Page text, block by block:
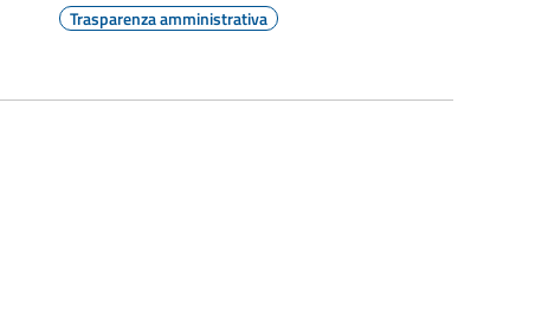
Trasparenza amministrativa